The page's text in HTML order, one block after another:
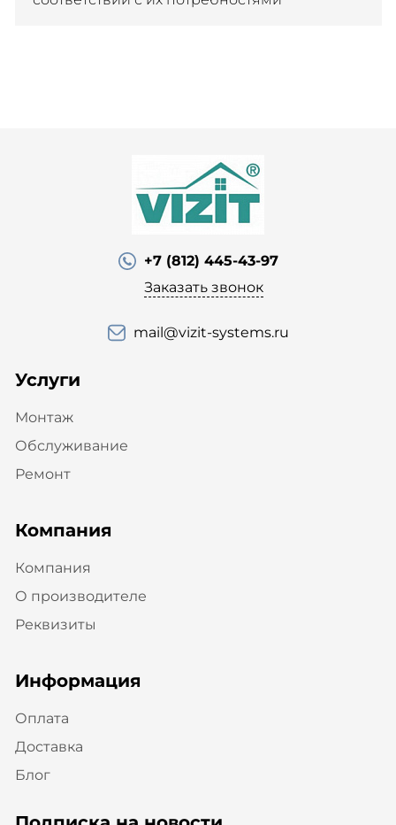
+7 (812) 445-43-97
Заказать звонок
mail@vizit-systems.ru
Услуги
Монтаж
Обслуживание
Ремонт
Компания
Компания
О производителе
Реквизиты
Информация
Оплата
Доставка
Блог